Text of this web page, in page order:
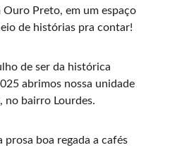
Ouro Preto, em um espaço
de histórias pra contar!
de ser da histórica
abrimos nossa unidade
no bairro Lourdes.
prosa boa regada a cafés